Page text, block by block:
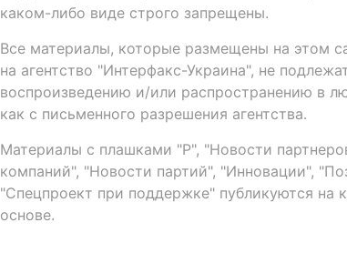
каком-либо виде строго запрещены.
Все материалы, которые размещены на этом
на агентство "Интерфакс-Украина", не
воспроизведению и/или распространению в
как с письменного разрешения агентства.
Материалы с плашками "Р", "Новости
компаний", "Новости партий", "Инновации",
"Спецпроект при поддержке" публикуются на
основе.